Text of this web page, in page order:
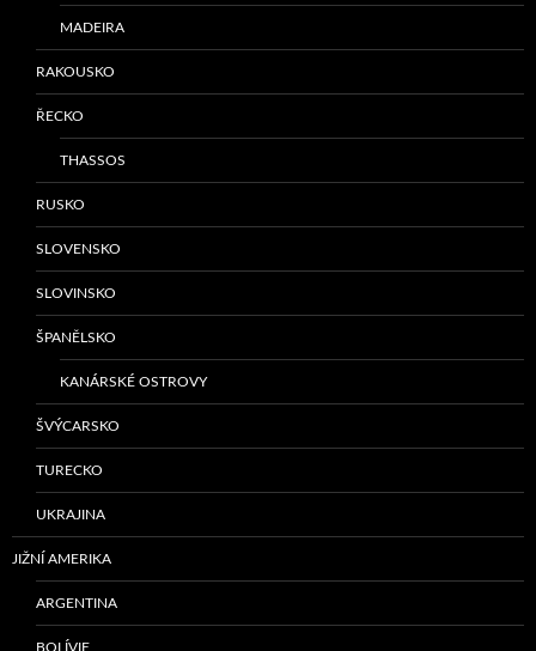
MADEIRA
RAKOUSKO
ŘECKO
THASSOS
RUSKO
SLOVENSKO
SLOVINSKO
ŠPANĚLSKO
KANÁRSKÉ OSTROVY
ŠVÝCARSKO
TURECKO
UKRAJINA
JIŽNÍ AMERIKA
ARGENTINA
BOLÍVIE